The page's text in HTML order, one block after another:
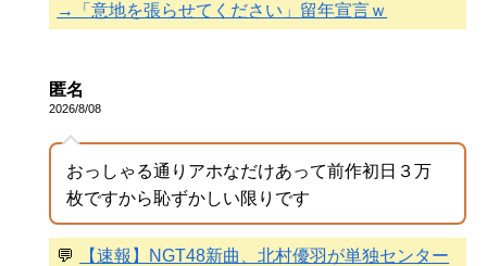
→「意地を張らせてください」留年宣言ｗ
匿名
2026/8/08
おっしゃる通りアホなだけあって前作初日３万
枚ですから恥ずかしい限りです
💬
【速報】NGT48新曲、北村優羽が単独センター